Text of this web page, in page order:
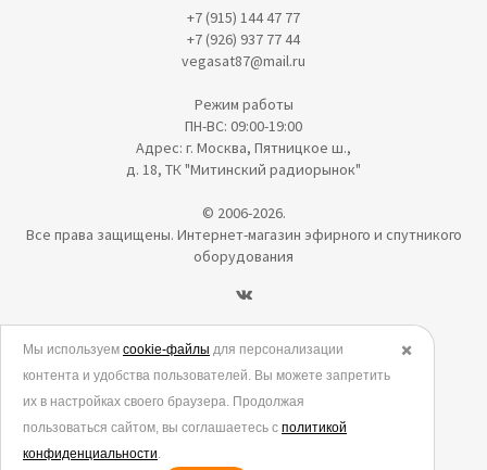
+7 (915) 144 47 77
+7 (926) 937 77 44
vegasat87@mail.ru
Режим работы
ПН-ВС: 09:00-19:00
Адрес: г. Москва, Пятницкое ш.,
д. 18, ТК "Митинский радиорынок"
© 2006-2026.
Все права защищены. Интернет-магазин эфирного и спутникого
оборудования
Политика в отношении обработки персональных данных
Согласие на обработку персональных данных
Согласие на обработку данных метрическими программами
Политика использования cookies
✖️
Мы используем cookie-файлы для персонализации
контента и удобства пользователей. Вы можете запретить
их в настройках своего браузера. Продолжая
пользоваться сайтом, вы соглашаетесь с политикой
конфиденциальности.